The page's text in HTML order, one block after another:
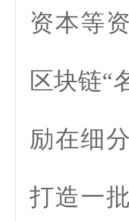
资本等
区块链“
励在细
打造一